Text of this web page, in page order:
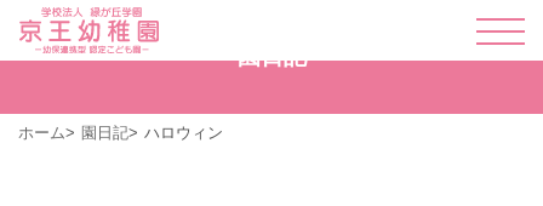
園日記
ホーム 園日記 ハロウィン